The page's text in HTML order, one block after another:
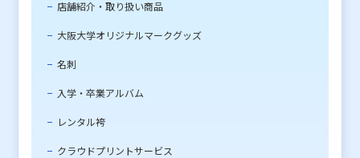
店舗紹介・取り扱い商品
大阪大学オリジナルマークグッズ
名刺
入学・卒業アルバム
レンタル袴
クラウドプリントサービス